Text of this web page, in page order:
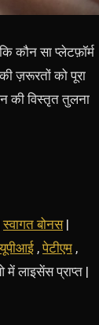
कौन सा प्लेटफ़ॉर्म
ज़रूरतों को पूरा
की विस्तृत तुलना
स्वागत बोनस|
यूपीआई ,पेटीएम ,
में लाइसेंस प्राप्त |